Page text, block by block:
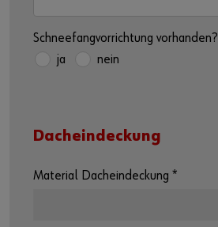
Schneefangvorrichtung vorhanden?
ja
nein
Dacheindeckung
Material Dacheindeckung *